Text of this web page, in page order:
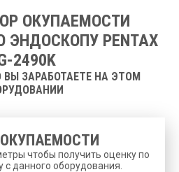
ОКУПАЕМОСТИ
PENTAX
2490K
ЗАРАБОТАЕТЕ НА ЭТОМ
чтобы получить оценку по
с данного оборудования.